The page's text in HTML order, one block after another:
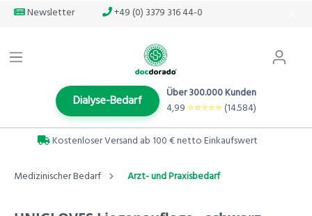
Newsletter +49 (0) 3379 316 44-0
Dialyse-Bedarf
Über 300.000 Kunden
4,99 ⭐️⭐️⭐️⭐️⭐️(14.584)
Kostenloser Versand ab 100 € netto Einkaufswert
Medizinischer Bedarf Arzt- und Praxisbedarf